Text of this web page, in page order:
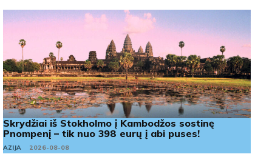
Skrydžiai iš Stokholmo į Kambodžos sostinę
Pnompenį – tik nuo 398 eurų į abi puses!
AZIJA 2026-08-08